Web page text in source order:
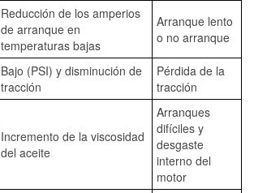
Reducción de los amperios
de arranque en
temperaturas bajas
Arranque lento
o no arranque
Bajo (PSI) y disminución de
tracción
Pérdida de la
tracción
Incremento de la viscosidad
del aceite
Arranques
difíciles y
desgaste
interno del
motor